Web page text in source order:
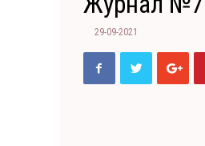
29-09-2021